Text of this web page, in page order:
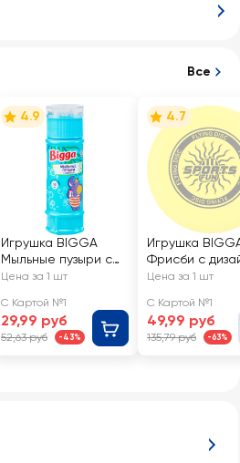
Все
4.9
Игрушка BIGGA
Мыльные пузыри с
лабиринтом на
BB258
Цена за 1 шт
С Картой №1
29,99 руб
52,63 руб -43%
4.7
Игрушка
Фрисби с
23см
Цена за 1 шт
С Картой №1
49,99 руб
135,79 руб -63%